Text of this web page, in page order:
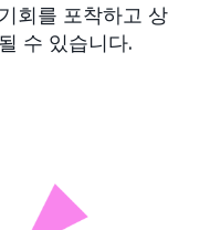
회를 포착하고 상
수 있습니다.